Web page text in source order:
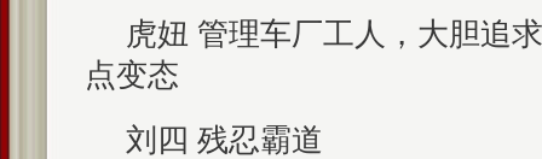
虎妞 管理车厂工人，大胆追
点变态
刘四 残忍霸道